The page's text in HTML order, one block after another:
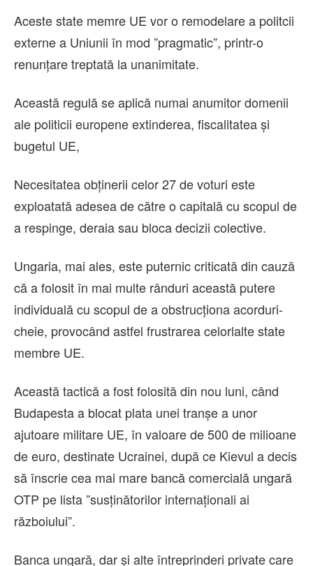
Aceste state memre UE vor o remodelare a politcii
externe a Uniunii în mod ”pragmatic”, printr-o
renunţare treptată la unanimitate.
Această regulă se aplică numai anumitor domenii
ale politicii europene extinderea, fiscalitatea şi
bugetul UE,
Necesitatea obţinerii celor 27 de voturi este
exploatată adesea de către o capitală cu scopul de
a respinge, deraia sau bloca decizii colective.
Ungaria, mai ales, este puternic criticată din cauză
că a folosit în mai multe rânduri această putere
individuală cu scopul de a obstrucţiona acorduri-
cheie, provocând astfel frustrarea celorlalte state
membre UE.
Această tactică a fost folosită din nou luni, când
Budapesta a blocat plata unei tranşe a unor
ajutoare militare UE, în valoare de 500 de milioane
de euro, destinate Ucrainei, după ce Kievul a decis
să înscrie cea mai mare bancă comercială ungară
OTP pe lista ”susţinătorilor internaţionali ai
războiului”.
Banca ungară, dar şi alte întreprinderi private care